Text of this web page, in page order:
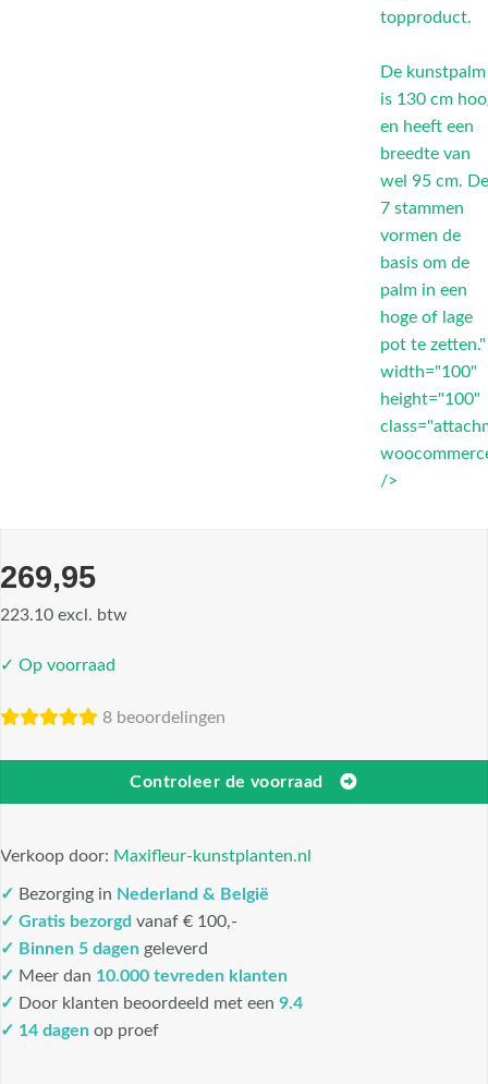
topproduct.
De kunstpalm
is 130 cm
en heeft een
breedte van
wel 95 cm.
7 stammen
vormen de
basis om de
palm in een
hoge of lage
pot te zetten."
width="100"
height="100"
/>
269,95
223.10 excl. btw
✓ Op voorraad
8 beoordelingen
Controleer de voorraad
Verkoop door: Maxifleur-kunstplanten.nl
✓ Bezorging in Nederland & België
✓ Gratis bezorgd vanaf € 100,-
✓ Binnen 5 dagen geleverd
✓ Meer dan 10.000 tevreden klanten
✓ Door klanten beoordeeld met een 9.4
✓ 14 dagen op proef